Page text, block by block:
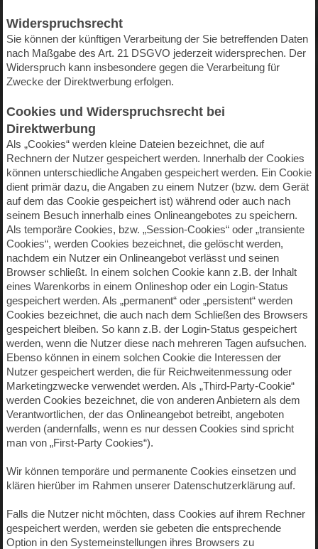
Widerspruchsrecht
Sie können der künftigen Verarbeitung der Sie betreffenden Daten
nach Maßgabe des Art. 21 DSGVO jederzeit widersprechen. Der
Widerspruch kann insbesondere gegen die Verarbeitung für
Zwecke der Direktwerbung erfolgen.
Cookies und Widerspruchsrecht bei
Direktwerbung
Als „Cookies“ werden kleine Dateien bezeichnet, die auf
Rechnern der Nutzer gespeichert werden. Innerhalb der Cookies
können unterschiedliche Angaben gespeichert werden. Ein Cookie
dient primär dazu, die Angaben zu einem Nutzer (bzw. dem Gerät
auf dem das Cookie gespeichert ist) während oder auch nach
seinem Besuch innerhalb eines Onlineangebotes zu speichern.
Als temporäre Cookies, bzw. „Session-Cookies“ oder „transiente
Cookies“, werden Cookies bezeichnet, die gelöscht werden,
nachdem ein Nutzer ein Onlineangebot verlässt und seinen
Browser schließt. In einem solchen Cookie kann z.B. der Inhalt
eines Warenkorbs in einem Onlineshop oder ein Login-Status
gespeichert werden. Als „permanent“ oder „persistent“ werden
Cookies bezeichnet, die auch nach dem Schließen des Browsers
gespeichert bleiben. So kann z.B. der Login-Status gespeichert
werden, wenn die Nutzer diese nach mehreren Tagen aufsuchen.
Ebenso können in einem solchen Cookie die Interessen der
Nutzer gespeichert werden, die für Reichweitenmessung oder
Marketingzwecke verwendet werden. Als „Third-Party-Cookie“
werden Cookies bezeichnet, die von anderen Anbietern als dem
Verantwortlichen, der das Onlineangebot betreibt, angeboten
werden (andernfalls, wenn es nur dessen Cookies sind spricht
man von „First-Party Cookies“).
Wir können temporäre und permanente Cookies einsetzen und
klären hierüber im Rahmen unserer Datenschutzerklärung auf.
Falls die Nutzer nicht möchten, dass Cookies auf ihrem Rechner
gespeichert werden, werden sie gebeten die entsprechende
Option in den Systemeinstellungen ihres Browsers zu